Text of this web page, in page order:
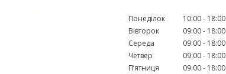
Понеділок 10:00
18:00
Вівторок
09:00
18:00
Середа
09:00
18:00
Четвер
09:00
18:00
Пʼятниця
09:00
18:00